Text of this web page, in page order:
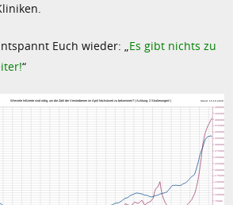
Euch wieder: „Es gibt nichts zu
“